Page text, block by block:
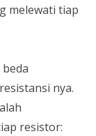
melewati tiap
nya.
resistor: